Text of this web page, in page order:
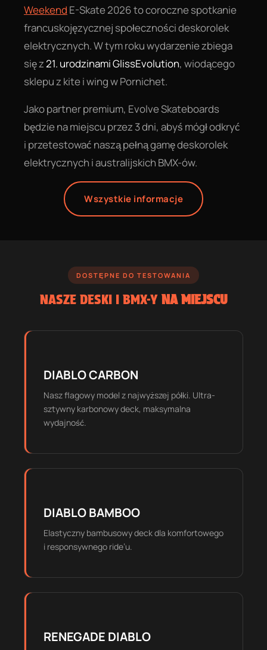
Weekend E-Skate 2026 to coroczne spotkanie
francuskojęzycznej społeczności deskorolek
elektrycznych. W tym roku wydarzenie zbiega
się z21. urodzinami GlissEvolution, wiodącego
sklepu z kite i wing w Pornichet.
Jako partner premium, Evolve Skateboards
będzie na miejscu przez 3 dni, abyś mógł odkryć
i przetestować naszą pełną gamę deskorolek
elektrycznych i australijskich BMX-ów.
Wszystkie informacje
DOSTĘPNE DO TESTOWANIA
NASZE DESKI I BMX-Y NA MIEJSCU
DIABLO CARBON
Nasz flagowy model z najwyższej półki. Ultra-
sztywny karbonowy deck, maksymalna
wydajność.
DIABLO BAMBOO
Elastyczny bambusowy deck dla komfortowego
i responsywnego ride’u.
RENEGADE DIABLO